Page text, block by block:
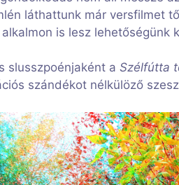
láthattunk már versfilmet
is lesz lehetőségünk
slusszpoénjaként a Szélfútta
szándékot nélkülöző